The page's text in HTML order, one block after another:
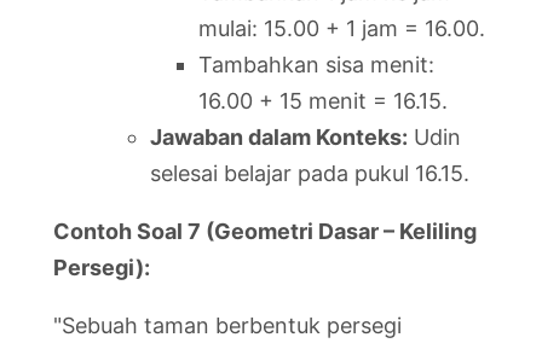
mulai: 15.00 + 1 jam = 16.00.
Tambahkan sisa menit:
16.00 + 15 menit = 16.15.
Jawaban dalam Konteks: Udin
selesai belajar pada pukul 16.15.
Contoh Soal 7 (Geometri Dasar – Keliling
Persegi):
"Sebuah taman berbentuk persegi